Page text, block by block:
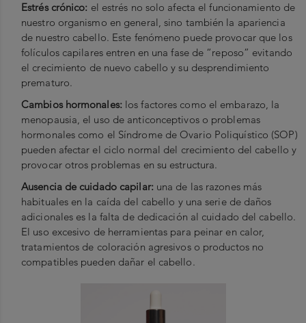
Estrés crónico: el estrés no solo afecta el funcionamiento de
nuestro organismo en general, sino también la apariencia
de nuestro cabello. Este fenómeno puede provocar que los
folículos capilares entren en una fase de “reposo” evitando
el crecimiento de nuevo cabello y su desprendimiento
prematuro.
Cambios hormonales:los factores como el embarazo, la
menopausia, el uso de anticonceptivos o problemas
hormonales como el Síndrome de Ovario Poliquístico (SOP)
pueden afectar el ciclo normal del crecimiento del cabello y
provocar otros problemas en su estructura.
Ausencia de cuidado capilar:una de las razones más
habituales en la caída del cabello y una serie de daños
adicionales es la falta de dedicación al cuidado del cabello.
El uso excesivo de herramientas para peinar en calor,
tratamientos de coloración agresivos o productos no
compatibles pueden dañar el cabello.